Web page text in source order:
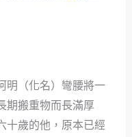
明（化名）彎腰將一
期搬重物而長滿厚
十歲的他，原本已經